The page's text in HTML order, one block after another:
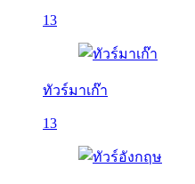
13
ทัวร์มาเก๊า
13